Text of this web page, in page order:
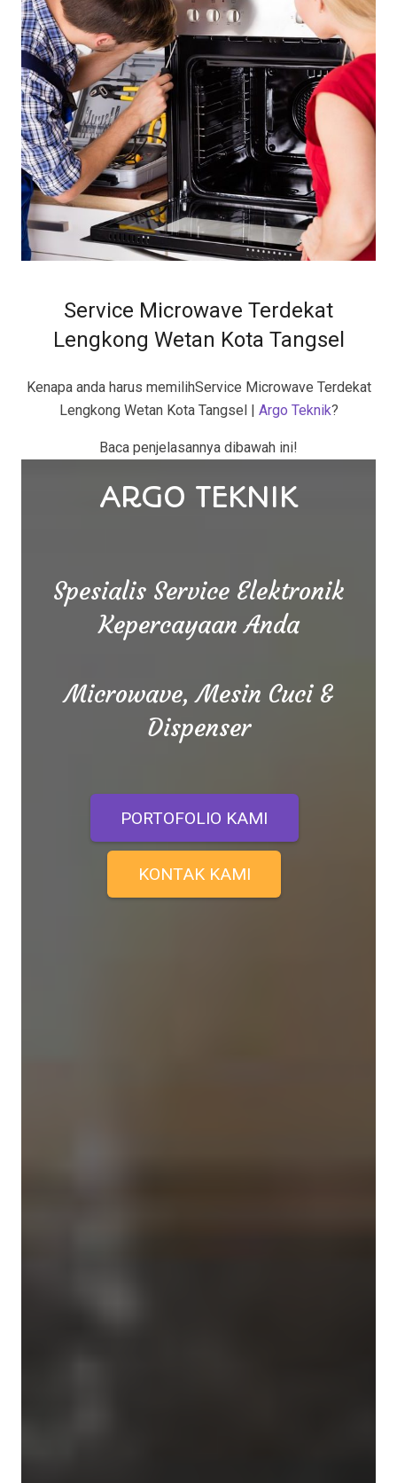
Service Microwave Terdekat
Lengkong Wetan Kota Tangsel
Kenapa anda harus memilihService Microwave Terdekat
Lengkong Wetan Kota Tangsel | Argo Teknik?
Baca penjelasannya dibawah ini!
ARGO TEKNIK
Spesialis Service Elektronik
Kepercayaan Anda
Microwave, Mesin Cuci &
Dispenser
PORTOFOLIO KAMI
KONTAK KAMI